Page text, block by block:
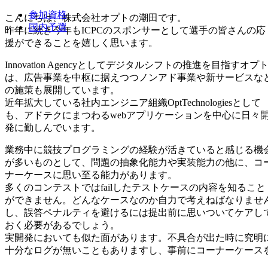
参加資格
国内予選
こんにちは、株式会社オプトの潮田です。
昨年に続き今年もICPCのスポンサーとして選手の皆さんの応
援ができることを嬉しく思います。
Innovation Agencyとしてデジタルシフトの推進を目指すオプト
は、広告事業を中枢に据えつつノンアド事業や新サービスな
の施策も展開しています。
近年拡大している社内エンジニア組織OptTechnologiesとして
も、アドテクにまつわるwebアプリケーションを中心に日々
発に勤しんでいます。
業務中に競技プログラミングの経験が活きていると感じる機
が多いものとして、問題の抽象化能力や実装能力の他に、コ
ナーケースに思い至る能力があります。
多くのコンテストではfailしたテストケースの内容を知ること
ができません。どんなケースなのか自力で考えねばなりませ
し、誤答ペナルティを避けるには提出前に思いついてケアし
おく必要があるでしょう。
実開発においても似た面があります。不具合が出た時に究明
十分なログが無いこともありますし、事前にコーナーケース